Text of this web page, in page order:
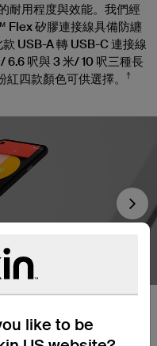
like to be
耐用程度與效能。我們經
Flex 矽膠連接線具備防纏
USB-A 轉 USB-C 連接線
6.6 呎與 3 米/ 10 呎三種長
四款顏色可供選擇。
†
Next